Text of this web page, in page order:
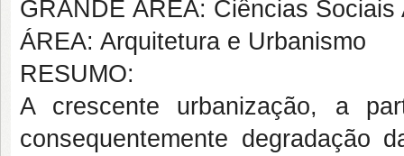
GRANDE ÁREA: Ciências Sociais
ÁREA: Arquitetura e Urbanismo
RESUMO:
A crescente urbanização, a
consequentemente degradação